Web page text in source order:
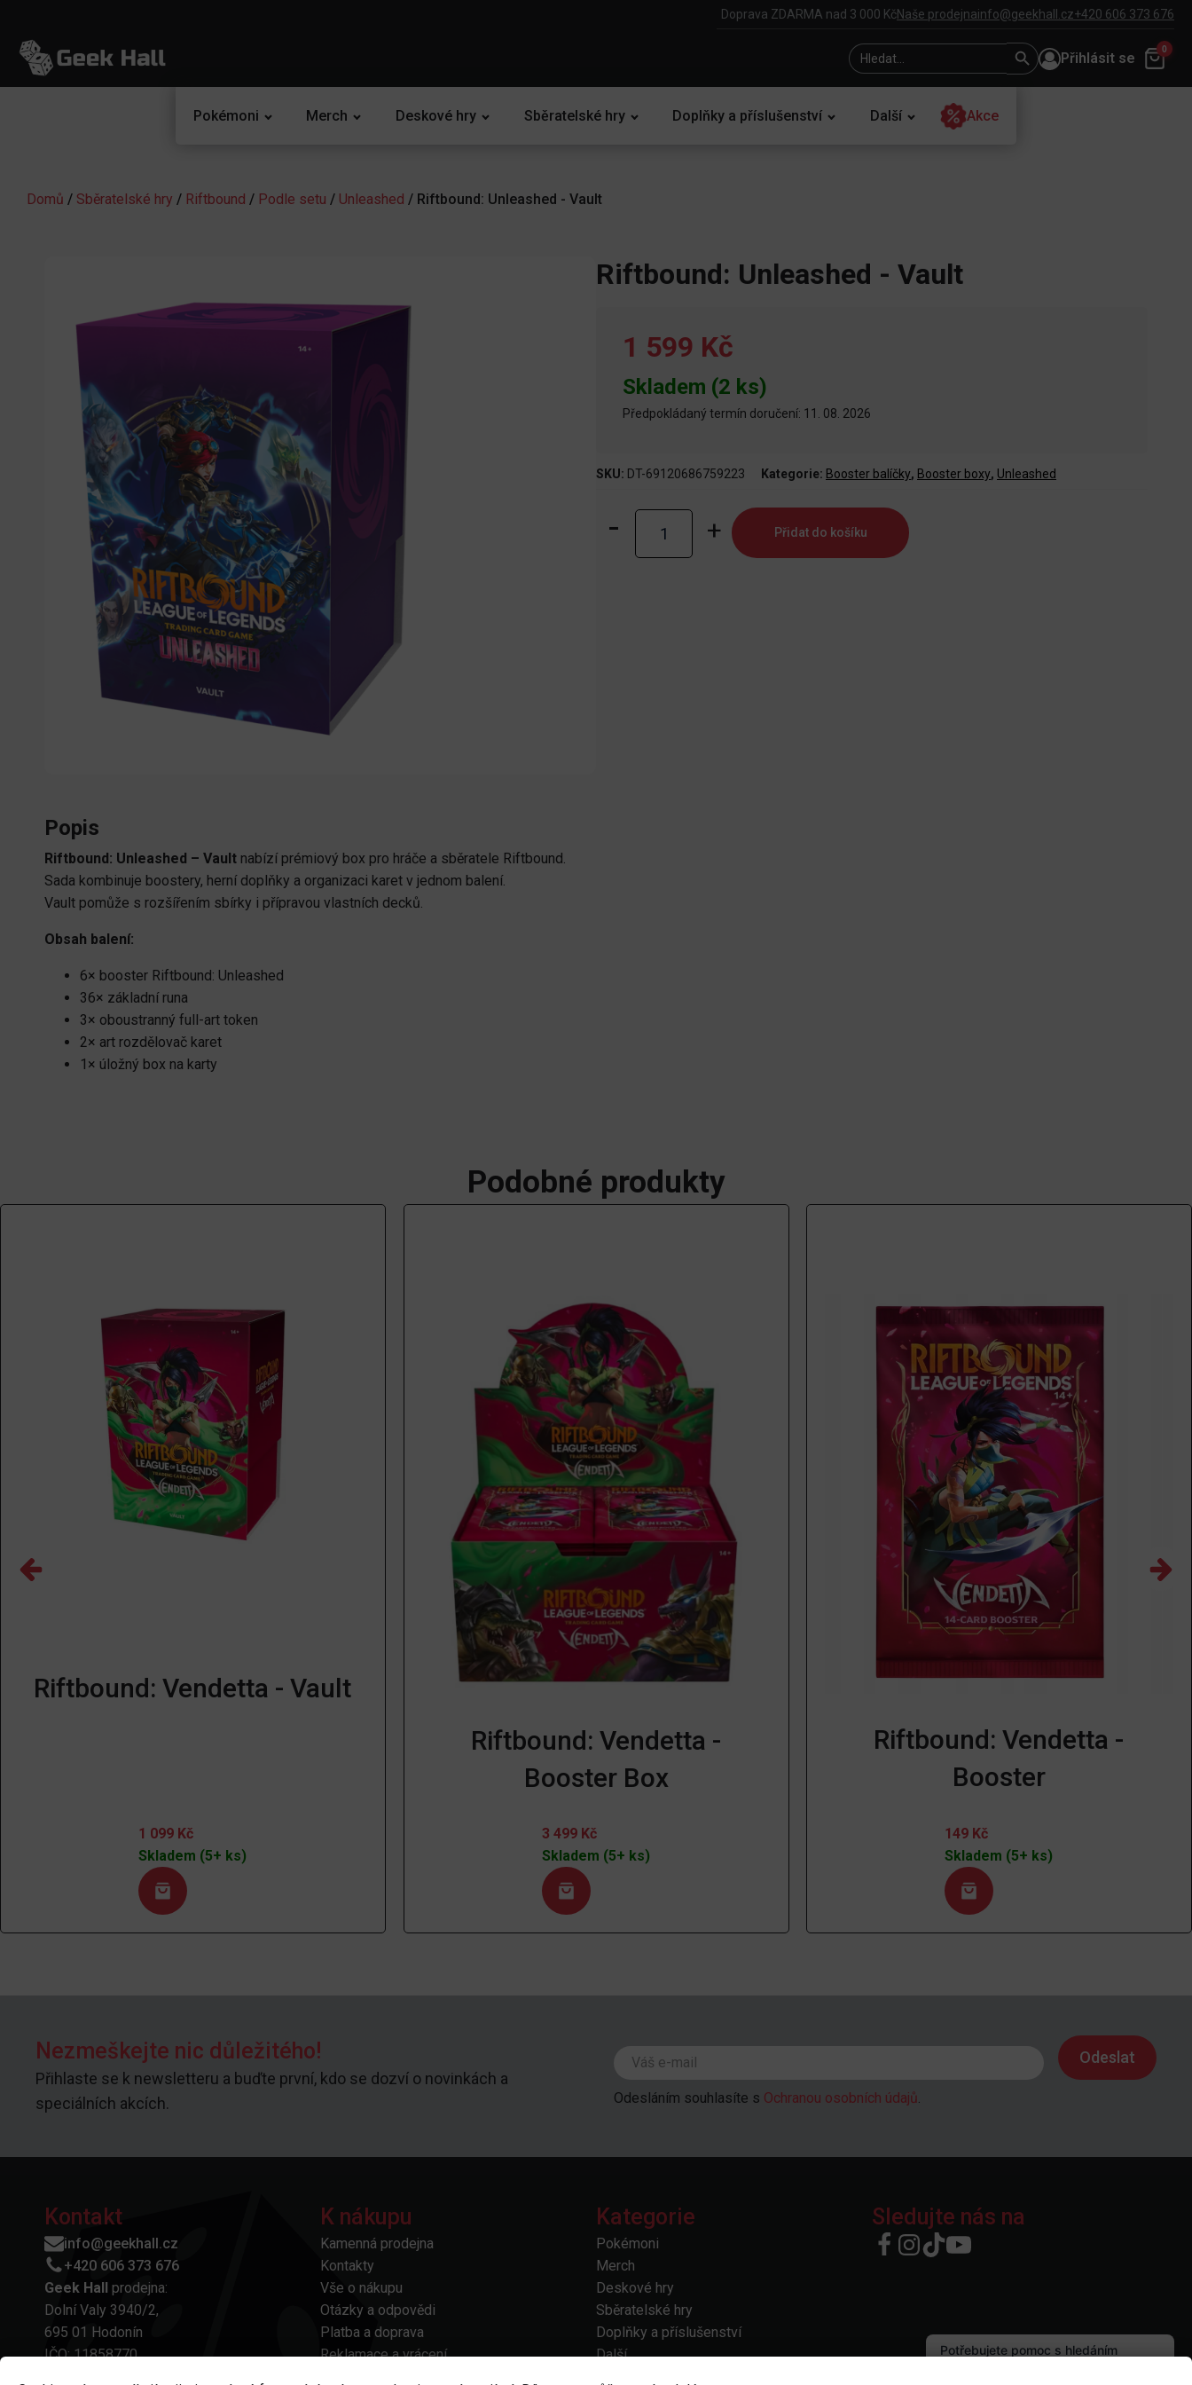
Doprava ZDARMA nad 3 000 KčNaše prodejnainfo@geekhall.cz+420 606 373 676
Search
for:
Search
Button
Přihlásit se
0
Pokémoni Merch Deskové hry Sběratelské hry Doplňky a příslušenství Další Akce
Domů / Sběratelské hry / Riftbound / Podle setu / Unleashed / Riftbound: Unleashed - Vault
Riftbound: Unleashed - Vault
1 599 Kč
Skladem (2 ks)
Předpokládaný termín doručení: 11. 08. 2026
SKU: DT-69120686759223 Kategorie: Booster balíčky, Booster boxy, Unleashed
Unleashed
-
Přidat do košíku
Popis
Riftbound: Unleashed – Vault nabízí prémiový box pro hráče a sběratele Riftbound.
Sada kombinuje boostery, herní doplňky a organizaci karet v jednom balení.
Vault pomůže s rozšířením sbírky i přípravou vlastních decků.
Obsah balení:
6× booster Riftbound: Unleashed
36× základní runa
3× oboustranný full-art token
2× art rozdělovač karet
1× úložný box na karty
Podobné produkty
Riftbound: Vendetta - Vault
1 099 Kč
Skladem (5+ ks)
Riftbound: Vendetta -
Booster Box
3 499 Kč
Skladem (5+ ks)
Riftbound: Vendetta -
Booster
149 Kč
Skladem (5+ ks)
Nezmeškejte nic důležitého!
Přihlaste se k newsletteru a buďte první, kdo se dozví o novinkách a
speciálních akcích.
Odesláním souhlasíte s Ochranou osobních údajů.
Kontakt
info@geekhall.cz
+420 606 373 676
Geek Hall prodejna:
Dolní Valy 3940/2,
695 01 Hodonín
IČO: 11858770
K nákupu
Kamenná prodejna
Kontakty
Vše o nákupu
Otázky a odpovědi
Platba a doprava
Reklamace a vrácení
Kategorie
Pokémoni
Merch
Deskové hry
Sběratelské hry
Doplňky a příslušenství
Další
Sledujte nás na